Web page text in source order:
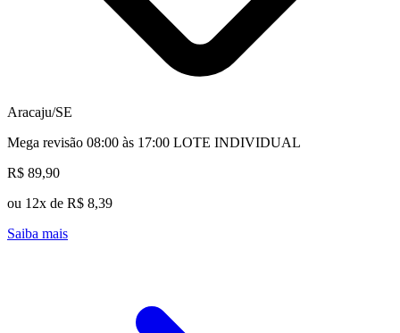
Aracaju/SE
Mega revisão 08:00 às 17:00 LOTE INDIVIDUAL
R$ 89,90
ou 12x de R$ 8,39
Saiba mais